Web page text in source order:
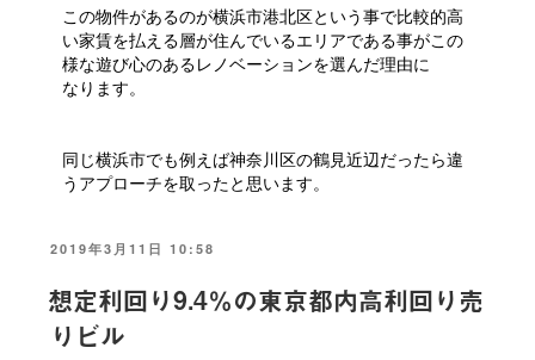
この物件があるのが横浜市港北区という事で比較的高
い家賃を払える層が住んでいるエリアである事がこの
様な遊び心のあるレノベーションを選んだ理由に
なります。
同じ横浜市でも例えば神奈川区の鶴見近辺だったら違
うアプローチを取ったと思います。
投
2019年3月11日 10:58
想定利回り9.4％の東京都内高利回り売
りビル